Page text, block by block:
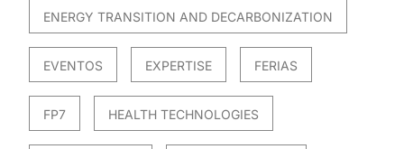
ENERGY TRANSITION AND DECARBONIZATION
EVENTOS EXPERTISE FERIAS
FP7 HEALTH TECHNOLOGIES